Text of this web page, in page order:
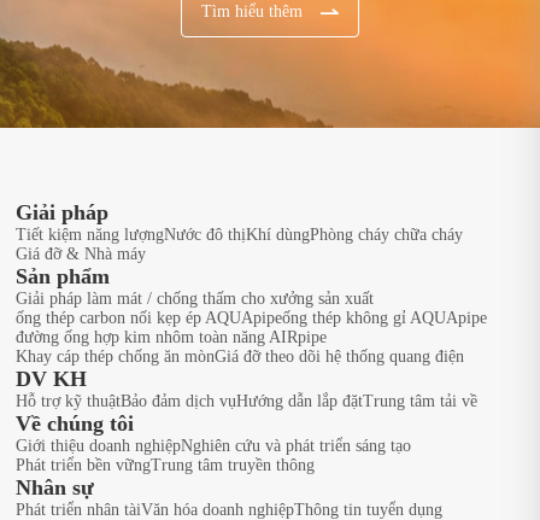
Tìm hiểu thêm
Giải pháp
Tiết kiệm năng lượngNước đô thịKhí dùngPhòng cháy chữa cháy
Giá đỡ & Nhà máy
Sản phẩm
Giải pháp làm mát / chống thấm cho xưởng sản xuất
ống thép carbon nối kẹp ép AQUApipeống thép không gỉ AQUApipe
đường ống hợp kim nhôm toàn năng AIRpipe
Khay cáp thép chống ăn mònGiá đỡ theo dõi hệ thống quang điện
DV KH
Hỗ trợ kỹ thuậtBảo đảm dịch vụHướng dẫn lắp đặtTrung tâm tải về
Về chúng tôi
Giới thiệu doanh nghiệpNghiên cứu và phát triển sáng tạo
Phát triển bền vữngTrung tâm truyền thông
Nhân sự
Phát triển nhân tàiVăn hóa doanh nghiệpThông tin tuyển dụng